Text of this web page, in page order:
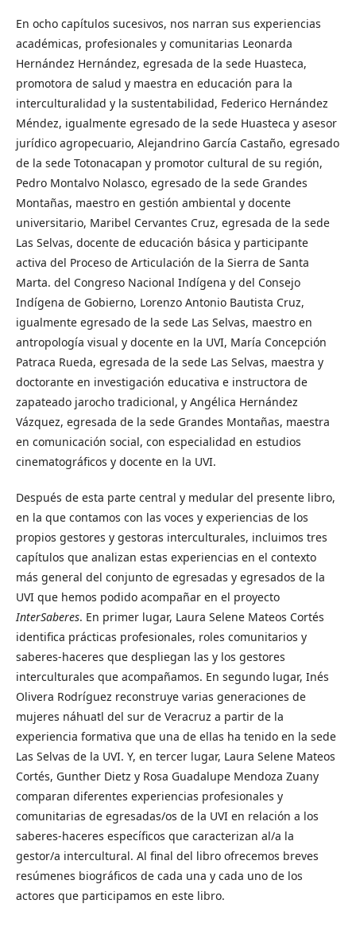
En ocho capítulos sucesivos, nos narran sus experiencias
académicas, profesionales y comunitarias Leonarda
Hernández Hernández, egresada de la sede Huasteca,
promotora de salud y maestra en educación para la
interculturalidad y la sustentabilidad, Federico Hernández
Méndez, igualmente egresado de la sede Huasteca y asesor
jurídico agropecuario, Alejandrino García Castaño, egresado
de la sede Totonacapan y promotor cultural de su región,
Pedro Montalvo Nolasco, egresado de la sede Grandes
Montañas, maestro en gestión ambiental y docente
universitario, Maribel Cervantes Cruz, egresada de la sede
Las Selvas, docente de educación básica y participante
activa del Proceso de Articulación de la Sierra de Santa
Marta. del Congreso Nacional Indígena y del Consejo
Indígena de Gobierno, Lorenzo Antonio Bautista Cruz,
igualmente egresado de la sede Las Selvas, maestro en
antropología visual y docente en la UVI, María Concepción
Patraca Rueda, egresada de la sede Las Selvas, maestra y
doctorante en investigación educativa e instructora de
zapateado jarocho tradicional, y Angélica Hernández
Vázquez, egresada de la sede Grandes Montañas, maestra
en comunicación social, con especialidad en estudios
cinematográficos y docente en la UVI.
Después de esta parte central y medular del presente libro,
en la que contamos con las voces y experiencias de los
propios gestores y gestoras interculturales, incluimos tres
capítulos que analizan estas experiencias en el contexto
más general del conjunto de egresadas y egresados de la
UVI que hemos podido acompañar en el proyecto
InterSaberes. En primer lugar, Laura Selene Mateos Cortés
identifica prácticas profesionales, roles comunitarios y
saberes-haceres que despliegan las y los gestores
interculturales que acompañamos. En segundo lugar, Inés
Olivera Rodríguez reconstruye varias generaciones de
mujeres náhuatl del sur de Veracruz a partir de la
experiencia formativa que una de ellas ha tenido en la sede
Las Selvas de la UVI. Y, en tercer lugar, Laura Selene Mateos
Cortés, Gunther Dietz y Rosa Guadalupe Mendoza Zuany
comparan diferentes experiencias profesionales y
comunitarias de egresadas/os de la UVI en relación a los
saberes-haceres específicos que caracterizan al/a la
gestor/a intercultural. Al final del libro ofrecemos breves
resúmenes biográficos de cada una y cada uno de los
actores que participamos en este libro.